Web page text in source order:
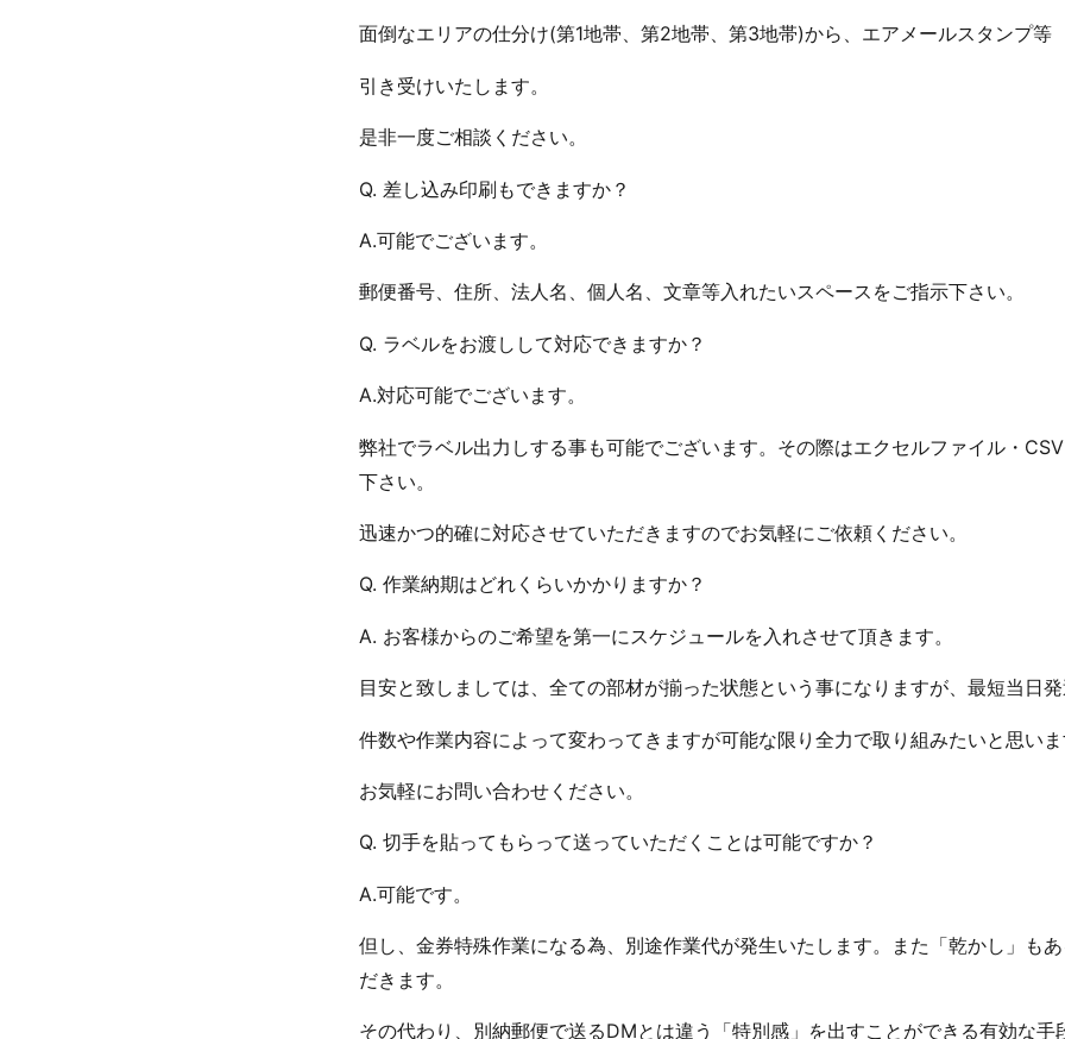
面倒なエリアの仕分け(第1地帯、第2地帯、第3地帯)から、エアメールスタンプ等
引き受けいたします。
是非一度ご相談ください。
Q. 差し込み印刷もできますか？
A.可能でございます。
郵便番号、住所、法人名、個人名、文章等入れたいスペースをご指示下さい。
Q. ラベルをお渡しして対応できますか？
A.対応可能でございます。
弊社でラベル出力しする事も可能でございます。その際はエクセルファイル・
下さい。
迅速かつ的確に対応させていただきますのでお気軽にご依頼ください。
Q. 作業納期はどれくらいかかりますか？
A. お客様からのご希望を第一にスケジュールを入れさせて頂きます。
目安と致しましては、全ての部材が揃った状態という事になりますが、最短当日発
件数や作業内容によって変わってきますが可能な限り全力で取り組みたいと思いま
お気軽にお問い合わせください。
Q. 切手を貼ってもらって送っていただくことは可能ですか？
A.可能です。
但し、金券特殊作業になる為、別途作業代が発生いたします。また「乾かし」も
だきます。
その代わり、別納郵便で送るDMとは違う「特別感」を出すことができる有効な